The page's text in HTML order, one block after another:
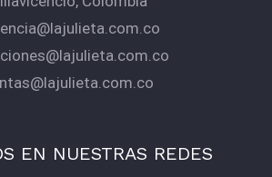
EN NUESTRAS REDES